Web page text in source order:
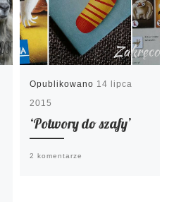
Opublikowano 14 lipca
2015
‘Potwory do szafy’
2 komentarze